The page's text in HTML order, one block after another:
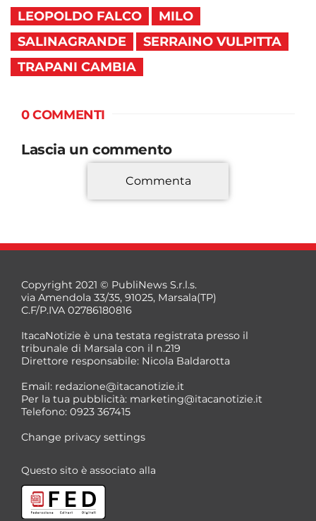
LEOPOLDO FALCO
MILO
SALINAGRANDE
SERRAINO VULPITTA
TRAPANI CAMBIA
0 COMMENTI
Lascia un commento
*
*
Commenta
Copyright 2021 © PubliNews S.r.l.s.
via Amendola 33/35, 91025, Marsala(TP)
C.F/P.IVA 02786180816
ItacaNotizie è una testata registrata presso il
tribunale di Marsala con il n.219
Direttore responsabile: Nicola Baldarotta
Email: redazione@itacanotizie.it
Per la tua pubblicità: marketing@itacanotizie.it
Telefono: 0923 367415
Change privacy settings
Questo sito è associato alla